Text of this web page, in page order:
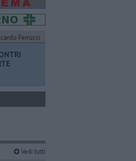
Ferrucci
Vedi tutti